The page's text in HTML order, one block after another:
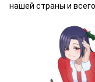
нашей страны и